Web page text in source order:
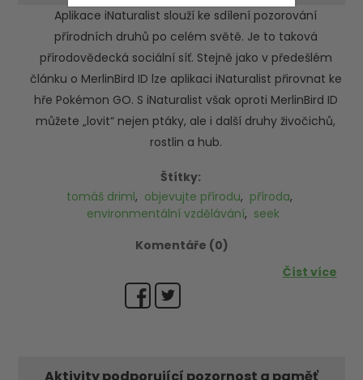
Aplikace iNaturalist slouží ke sdílení pozorování
přírodních druhů po celém světě. Je to taková
přírodovědecká sociální síť. Stejně jako v předešlém
článku o MerlinBird ID lze aplikaci iNaturalist přirovnat ke
hře Pokémon GO. S iNaturalist však oproti MerlinBird ID
můžete „lovit“ nejen ptáky, ale i další druhy živočichů,
rostlin a hub.
Štítky:
tomáš driml, objevujte přírodu, příroda,
environmentální vzdělávání, seek
Komentáře (0)
Číst více